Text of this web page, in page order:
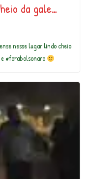
da gale…
nesse lugar lindo cheio
#forabolsonaro